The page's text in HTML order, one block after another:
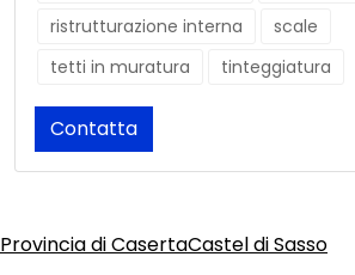
ristrutturazione interna
scale
tetti in muratura
tinteggiatura
Contatta
Provincia di CasertaCastel di Sasso